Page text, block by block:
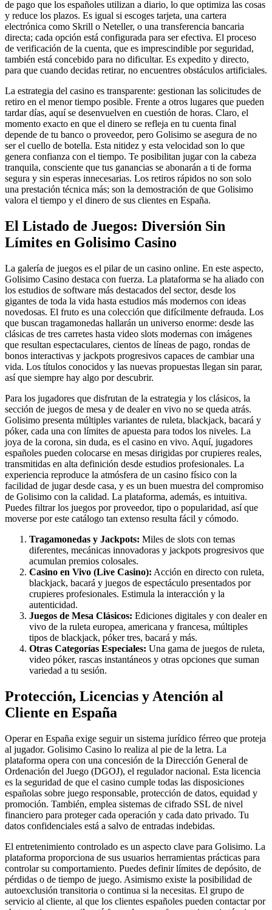
de pago que los españoles utilizan a diario, lo que optimiza las cosas
y reduce los plazos. Es igual si escoges tarjeta, una cartera
electrónica como Skrill o Neteller, o una transferencia bancaria
directa; cada opción está configurada para ser efectiva. El proceso
de verificación de la cuenta, que es imprescindible por seguridad,
también está concebido para no dificultar. Es expedito y directo,
para que cuando decidas retirar, no encuentres obstáculos artificiales.
La estrategia del casino es transparente: gestionan las solicitudes de
retiro en el menor tiempo posible. Frente a otros lugares que pueden
tardar días, aquí se desenvuelven en cuestión de horas. Claro, el
momento exacto en que el dinero se refleja en tu cuenta final
depende de tu banco o proveedor, pero Golisimo se asegura de no
ser el cuello de botella. Esta nitidez y esta velocidad son lo que
genera confianza con el tiempo. Te posibilitan jugar con la cabeza
tranquila, consciente que tus ganancias se abonarán a ti de forma
segura y sin esperas innecesarias. Los retiros rápidos no son solo
una prestación técnica más; son la demostración de que Golisimo
valora el tiempo y el dinero de sus clientes en España.
El Listado de Juegos: Diversión Sin
Límites en Golisimo Casino
La galería de juegos es el pilar de un casino online. En este aspecto,
Golisimo Casino destaca con fuerza. La plataforma se ha aliado con
los estudios de software más destacados del sector, desde los
gigantes de toda la vida hasta estudios más modernos con ideas
novedosas. El fruto es una colección que difícilmente defrauda. Los
que buscan tragamonedas hallarán un universo enorme: desde las
clásicas de tres carretes hasta video slots modernas con imágenes
que resultan espectaculares, cientos de líneas de pago, rondas de
bonos interactivas y jackpots progresivos capaces de cambiar una
vida. Los títulos conocidos y las nuevas propuestas llegan sin parar,
así que siempre hay algo por descubrir.
Para los jugadores que disfrutan de la estrategia y los clásicos, la
sección de juegos de mesa y de dealer en vivo no se queda atrás.
Golisimo presenta múltiples variantes de ruleta, blackjack, bacará y
póker, cada una con límites de apuesta para todos los niveles. La
joya de la corona, sin duda, es el casino en vivo. Aquí, jugadores
españoles pueden colocarse en mesas dirigidas por crupieres reales,
transmitidas en alta definición desde estudios profesionales. La
experiencia reproduce la atmósfera de un casino físico con la
facilidad de jugar desde casa, y es un buen muestra del compromiso
de Golisimo con la calidad. La plataforma, además, es intuitiva.
Puedes filtrar los juegos por proveedor, tipo o popularidad, así que
moverse por este catálogo tan extenso resulta fácil y cómodo.
Tragamonedas y Jackpots: Miles de slots con temas
diferentes, mecánicas innovadoras y jackpots progresivos que
acumulan premios colosales.
Casino en Vivo (Live Casino): Acción en directo con ruleta,
blackjack, bacará y juegos de espectáculo presentados por
crupieres profesionales. Estimula la interacción y la
autenticidad.
Juegos de Mesa Clásicos: Ediciones digitales y con dealer en
vivo de la ruleta europea, americana y francesa, múltiples
tipos de blackjack, póker tres, bacará y más.
Otras Categorías Especiales: Una gama de juegos de ruleta,
video póker, rascas instantáneos y otras opciones que suman
variedad a tu sesión.
Protección, Licencias y Atención al
Cliente en España
Operar en España exige seguir un sistema jurídico férreo que proteja
al jugador. Golisimo Casino lo realiza al pie de la letra. La
plataforma opera con una concesión de la Dirección General de
Ordenación del Juego (DGOJ), el regulador nacional. Esta licencia
es la seguridad de que el casino cumple todas las disposiciones
españolas sobre juego responsable, protección de datos, equidad y
promoción. También, emplea sistemas de cifrado SSL de nivel
financiero para proteger cada operación y cada dato privado. Tu
datos confidenciales está a salvo de entradas indebidas.
El entretenimiento controlado es un aspecto clave para Golisimo. La
plataforma proporciona de sus usuarios herramientas prácticas para
controlar su comportamiento. Puedes definir límites de depósito, de
pérdidas o de tiempo de juego. Asimismo existe la posibilidad de
autoexclusión transitoria o continua si la necesitas. El grupo de
servicio al cliente, al que los clientes españoles pueden contactar por